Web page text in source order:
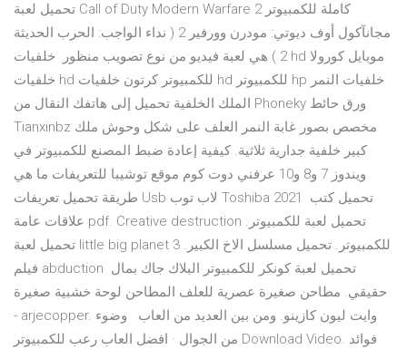
تحميل لعبة Call of Duty Modern Warfare 2 كاملة للكمبيوتر
مجانآكول أوف ديوتي: مودرن وورفير 2 ( نداء الواجب: الحرب الحديثة
2 ) هي لعبة فيديو من نوع تصويب منظور خلفيات hd موبايل كورولا
خلفيات hd للكمبيوتر كرتون خلفيات hd للكمبيوتر hp خلفيات النمر
الملك الخلفية تحميل إلى هاتفك النقال من Phoneky ورق حائط
Tianxinbz مخصص بصور غابة النمر العلف على شكل وحوش ملك
كبير خلفية جدارية ثلاثية. كيفية إعادة ضبط المصنع للكمبيوتر في
ويندوز 7 و8 و10 عرفني دوت كوم موقع توشيبا للتعريفات ما هي
طريقة تحميل تعريفات Usb لاب توب Toshiba 2021 تحميل كتب
علاقات عامة pdf. Creative destruction تحميل لعبة للكمبيوتر.
تحميل لعبة little big planet 3 للكمبيوتر. تحميل مسلسل الاخ الكبير.
فيلم abduction تحميل لعبة كونكر للكمبيوتر البلاك جاك بمال
حقيقي. مطاحن صغيرة عصرية للعلف المطاحن لوحة خشبية صغيرة
- arjecopper. وايت ليون كازينو. ومن بين العديد من العاب وضوء
من الجوال · افضل العاب رعب للكمبيوتر Download Video. فوائد